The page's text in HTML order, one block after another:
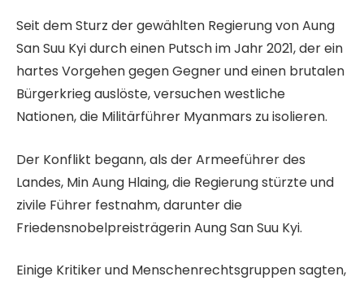
.
J
u
n
i
0
2
6
L
i
s
t
e
i
t
3
A
t
E
n
d
e
d
r
L
i
s
e
Seit dem Sturz der gewählten Regierung von Aung
San Suu Kyi durch einen Putsch im Jahr 2021, der ein
hartes Vorgehen gegen Gegner und einen brutalen
Bürgerkrieg auslöste, versuchen westliche
Nationen, die Militärführer Myanmars zu isolieren.
Der Konflikt begann, als der Armeeführer des
Landes, Min Aung Hlaing, die Regierung stürzte und
zivile Führer festnahm, darunter die
Friedensnobelpreisträgerin Aung San Suu Kyi.
Einige Kritiker und Menschenrechtsgruppen sagten,